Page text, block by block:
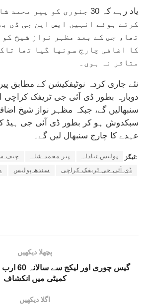
یاد رہے کہ 30 جنوری کو پیر
کرتے ہوئے انہیں ایس این جی ڈی
تھا، جس کے بعد مظہر نواز شیخ
کا اضافی چارج سونپا گیا تھا
متاثر نہ ہوں۔
نئے جاری کردہ نوٹیفکیشن کے مطابق
دوبارہ بطور ڈی آئی جی ٹریفک کراچی
سنبھالیں گے، جبکہ مظہر نواز شیخ
سبکدوش ہو کر بطور ڈی آئی جی ہیڈ
عہدے کا چارج سنبھال لیں گے۔
ٹیگز: پولیس تبادلہ پیر محمد شاہ
چیف
ڈی آئی جی ٹریفک کراچی
سندھ پولیس
پچھلا دیکھیں
گیس چوری
کمیٹی میں انکشاف
اگلا دیکھیں